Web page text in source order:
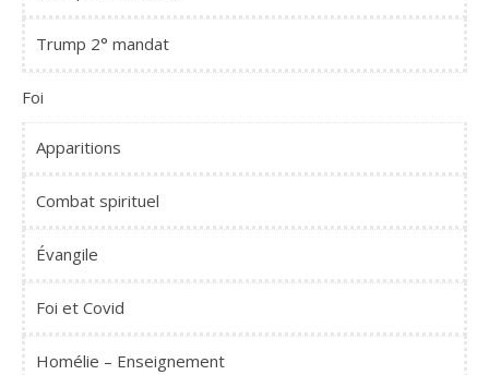
Trump 2° mandat
Foi
Apparitions
Combat spirituel
Évangile
Foi et Covid
Homélie – Enseignement